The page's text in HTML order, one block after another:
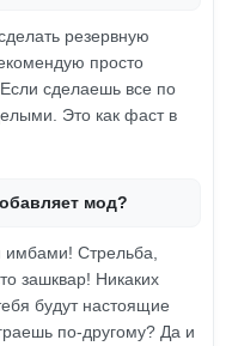
резервную
просто
сделаешь все по
Это как фаст в
мод?
имбами! Стрельба,
зашквар! Никаких
будут настоящие
по-другому? Да и